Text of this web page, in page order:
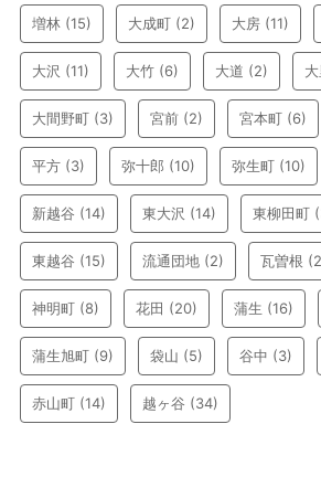
増林 (15) 大成町 (2) 大房 (11)
大沢 (11) 大竹 (6) 大道 (2) 大
大間野町 (3) 宮前 (2) 宮本町 (6)
平方 (3) 弥十郎 (10) 弥生町 (10)
新越谷 (14) 東大沢 (14) 東柳田町
東越谷 (15) 流通団地 (2) 瓦曽根
神明町 (8) 花田 (20) 蒲生 (16)
蒲生旭町 (9) 袋山 (5) 谷中 (3)
赤山町 (14) 越ヶ谷 (34)